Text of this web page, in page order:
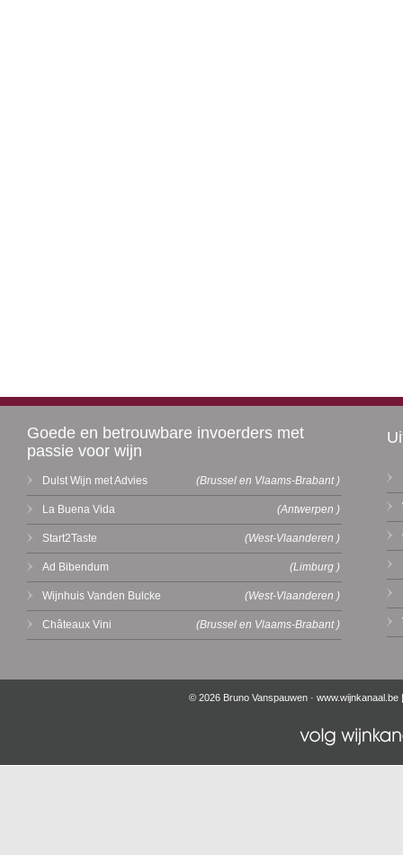
Goede en betrouwbare invoerders met
passie voor wijn
Dulst Wijn met Advies (Brussel en Vlaams-Brabant )
La Buena Vida (Antwerpen )
Start2Taste (West-Vlaanderen )
Ad Bibendum (Limburg )
Wijnhuis Vanden Bulcke (West-Vlaanderen )
Châteaux Vini (Brussel en Vlaams-Brabant )
© 2026 Bruno Vanspauwen · www.wijnkanaal.be